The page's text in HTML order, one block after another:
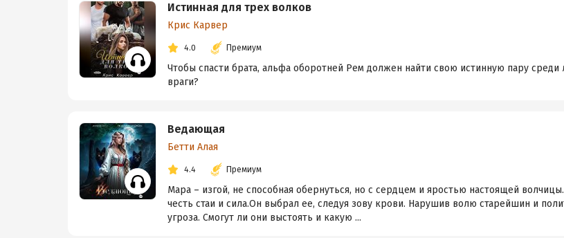
Истинная для трех волков
Крис Карвер
4.0 Премиум
Чтобы спасти брата, альфа оборотней Рем должен найти свою истинную пару
враги?
Ведающая
Бетти Алая
4.4 Премиум
Мара – изгой, не способная обернуться, но с сердцем и яростью настоящей
честь стаи и сила.Он выбрал ее, следуя зову крови. Нарушив волю старейшин и
угроза. Смогут ли они выстоять и какую ...